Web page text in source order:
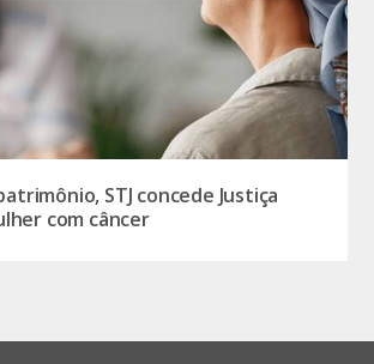
STJ concede Justiça
com câncer